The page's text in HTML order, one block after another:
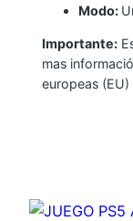
Modo:
Importante:
mas
europeas